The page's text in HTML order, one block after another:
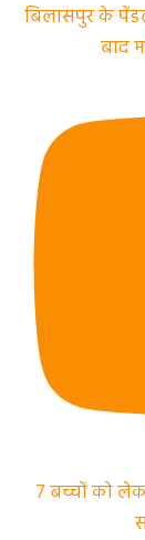
बिलासपुर के
बाद
7 बच्चों को